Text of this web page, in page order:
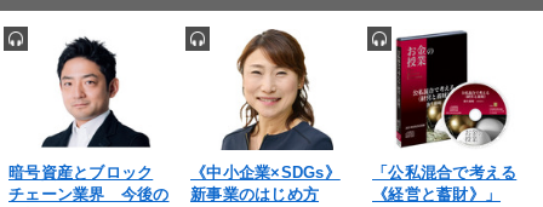
暗号資産とブロック
チェーン業界 今後の
《中小企業×SDGs》
新事業のはじめ方
「公私混合で考える
《経営と蓄財》」